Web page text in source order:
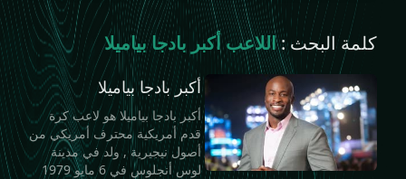
كلمة البحث :اللاعب أكبر بادجا بياميلا
أكبر بادجا بياميلا
أكبر بادجا بياميلا هو لاعب كرة
قدم أمريكية محترف أمريكي من
أصول نيجيرية , ولد في مدينة
لوس أنجلوس في 6 مايو 1979